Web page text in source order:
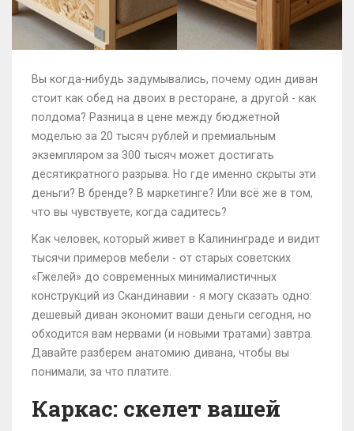
Вы когда-нибудь задумывались, почему один диван
стоит как обед на двоих в ресторане, а другой - как
полдома? Разница в цене между бюджетной
моделью за 20 тысяч рублей и премиальным
экземпляром за 300 тысяч может достигать
десятикратного разрыва. Но где именно скрыты эти
деньги? В бренде? В маркетинге? Или всё же в том,
что вы чувствуете, когда садитесь?
Как человек, который живет в Калининграде и видит
тысячи примеров мебели - от старых советских
«Гжелей» до современных минималистичных
конструкций из Скандинавии - я могу сказать одно:
дешевый диван экономит ваши деньги сегодня, но
обходится вам нервами (и новыми тратами) завтра.
Давайте разберем анатомию дивана, чтобы вы
понимали, за что платите.
Каркас: скелет вашей